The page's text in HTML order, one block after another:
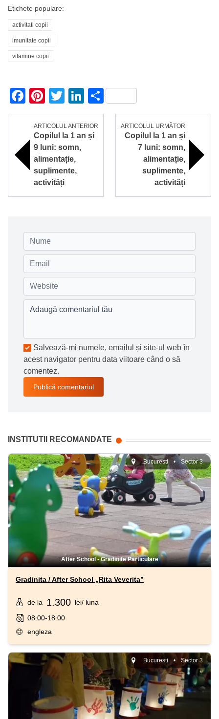
Etichete populare:
activitati copii
imunitate copii
vitamine copii
Facebook
Pinterest
TwitterLinkedIn
Partajează
ARTICOLUL ANTERIOR
Copilul la 1 an și
9 luni: somn,
alimentație,
suplimente,
activități
ARTICOLUL URMĂTOR
Copilul la 1 an și
7 luni: somn,
alimentație,
suplimente,
activități
Salvează-mi numele, emailul și site-ul web în
acest navigator pentru data viitoare când o să
comentez.
INSTITUTII RECOMANDATE
Bucuresti • Sector 3
After School•Gradinite Particulare
Gradinita / After School „Rita Veverita”
de la 1.300 lei/ luna
08:00-18:00
engleza
Bucuresti • Sector 3